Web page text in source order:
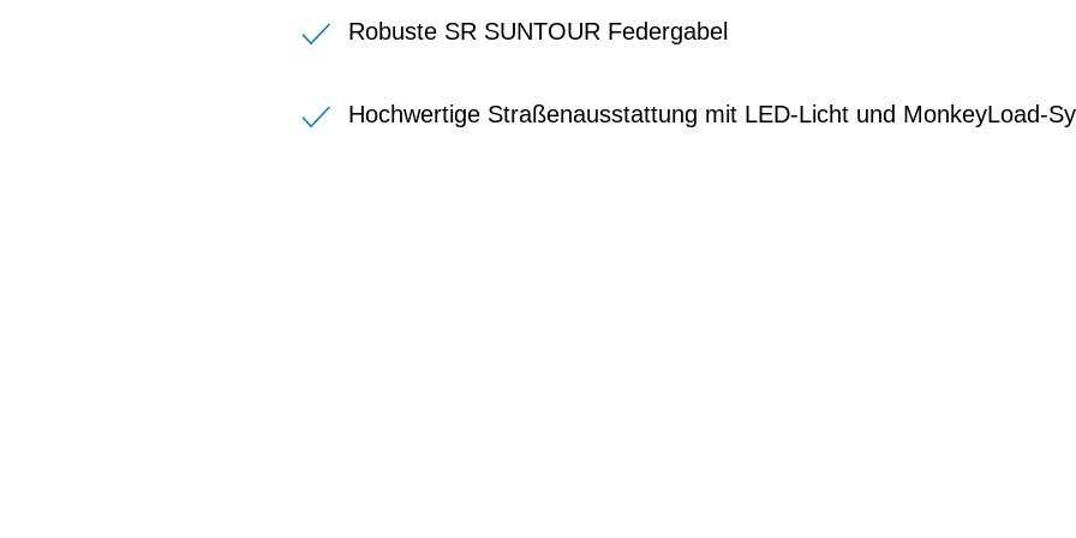
Robuste SR SUNTOUR Federgabel
Hochwertige Straßenausstattung mit LED-Licht und MonkeyLoad-